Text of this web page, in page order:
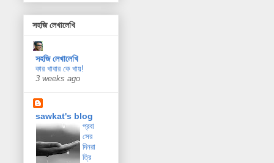
সহজি লেখালেখি
সহজি লেখালেখি
কার খাবার কে খায়!
3 weeks ago
sawkat's blog
প্রবা
সের
দিনরা
ত্রি